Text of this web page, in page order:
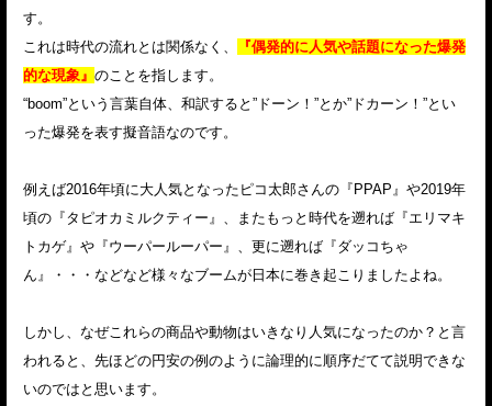
す。
これは時代の流れとは関係なく、
『偶発的に人気や話題になった爆発
的な現象』 のことを指します。
“boom”という言葉自体、和訳すると”ドーン！”とか”ドカーン！”とい
った爆発を表す擬音語なのです。
例えば2016年頃に大人気となったピコ太郎さんの『PPAP』や2019年
頃の『タピオカミルクティー』、またもっと時代を遡れば『エリマキ
トカゲ』や『ウーパールーパー』、更に遡れば『ダッコちゃ
ん』・・・などなど様々なブームが日本に巻き起こりましたよね。
しかし、なぜこれらの商品や動物はいきなり人気になったのか？と言
われると、先ほどの円安の例のように論理的に順序だてて説明できな
いのではと思います。